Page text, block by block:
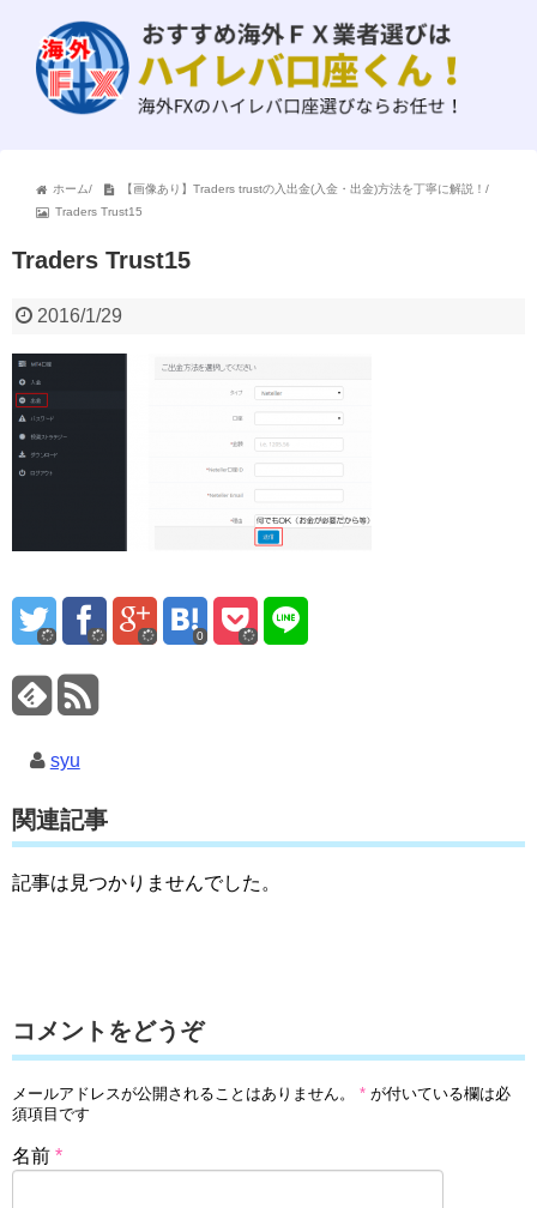
ホーム/ 【画像あり】Traders trustの入出金(入金・出金)方法を丁寧に解説！ /
Traders Trust15
Traders Trust15
2016/1/29
0
syu
関連記事
記事は見つかりませんでした。
コメントをどうぞ
メールアドレスが公開されることはありません。 * が付いている欄は必
須項目です
名前 *